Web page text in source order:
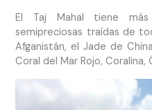
El Taj Mahal tiene
semipreciosas traídas de
Afganistán, el Jade de
Coral del Mar Rojo, Coralina,